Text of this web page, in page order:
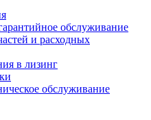
обслуживание
и расходных
в лизинг
обслуживание